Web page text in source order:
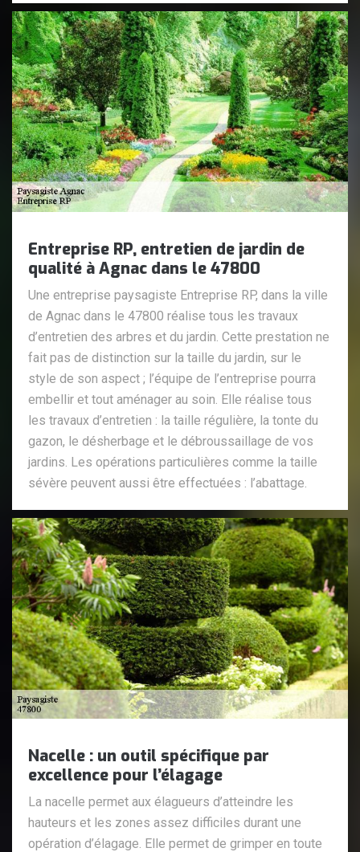
Entreprise RP, entretien de jardin de
qualité à Agnac dans le 47800
Une entreprise paysagiste Entreprise RP, dans la ville
de Agnac dans le 47800 réalise tous les travaux
d’entretien des arbres et du jardin. Cette prestation ne
fait pas de distinction sur la taille du jardin, sur le
style de son aspect ; l’équipe de l’entreprise pourra
embellir et tout aménager au soin. Elle réalise tous
les travaux d’entretien : la taille régulière, la tonte du
gazon, le désherbage et le débroussaillage de vos
jardins. Les opérations particulières comme la taille
sévère peuvent aussi être effectuées : l’abattage.
Nacelle : un outil spécifique par
excellence pour l’élagage
La nacelle permet aux élagueurs d’atteindre les
hauteurs et les zones assez difficiles durant une
opération d’élagage. Elle permet de grimper en toute